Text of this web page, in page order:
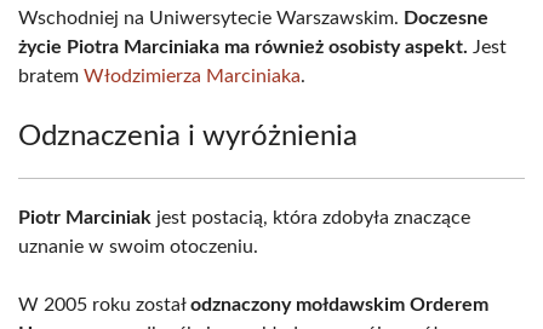
Wschodniej na Uniwersytecie Warszawskim. Doczesne
życie Piotra Marciniaka ma również osobisty aspekt. Jest
bratem Włodzimierza Marciniaka.
Odznaczenia i wyróżnienia
Piotr Marciniak jest postacią, która zdobyła znaczące
uznanie w swoim otoczeniu.
W 2005 roku zostałodznaczony mołdawskim Orderem